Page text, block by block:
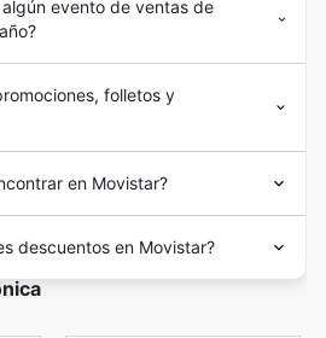
evento de ventas de
folletos y
en Movistar?
descuentos en Movistar?